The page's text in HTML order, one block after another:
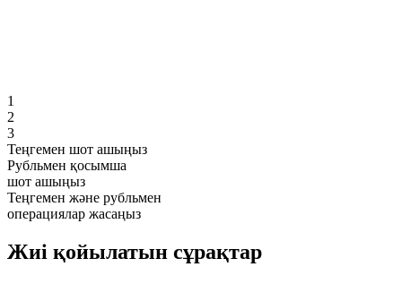
1
2
3
Теңгемен шот ашыңыз
Рубльмен қосымша
шот ашыңыз
Теңгемен және рубльмен
операциялар жасаңыз
Жиі қойылатын сұрақтар